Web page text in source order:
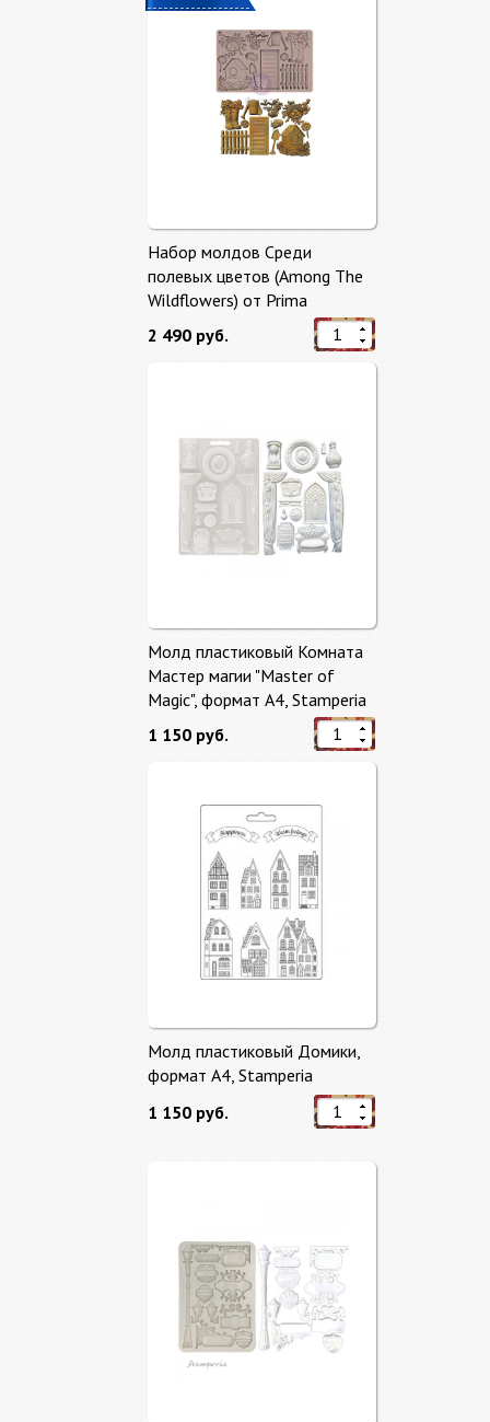
Набор молдов Среди
полевых цветов (Among The
Wildflowers) от Prima
Marketing
2 490 руб.
Молд пластиковый Комната
Мастер магии "Master of
Magic", формат А4, Stamperia
1 150 руб.
Молд пластиковый Домики,
формат А4, Stamperia
1 150 руб.